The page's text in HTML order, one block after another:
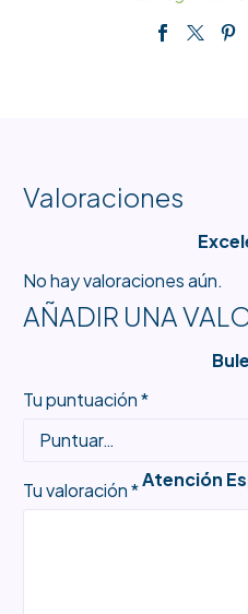
Atención
Valoraciones
No hay valoraciones aún.
AÑADIR UNA
Tu puntuación*
Tu valoración*